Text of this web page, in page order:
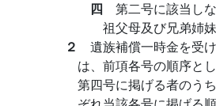
四 第二号に該当し
祖父母及び兄弟姉妹
２ 遺族補償一時金を受
は、前項各号の順序と
第四号に掲げる者のう